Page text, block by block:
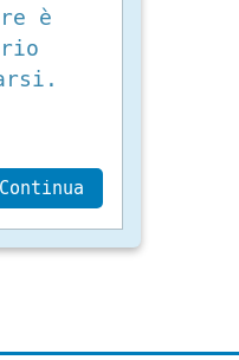
è
Continua